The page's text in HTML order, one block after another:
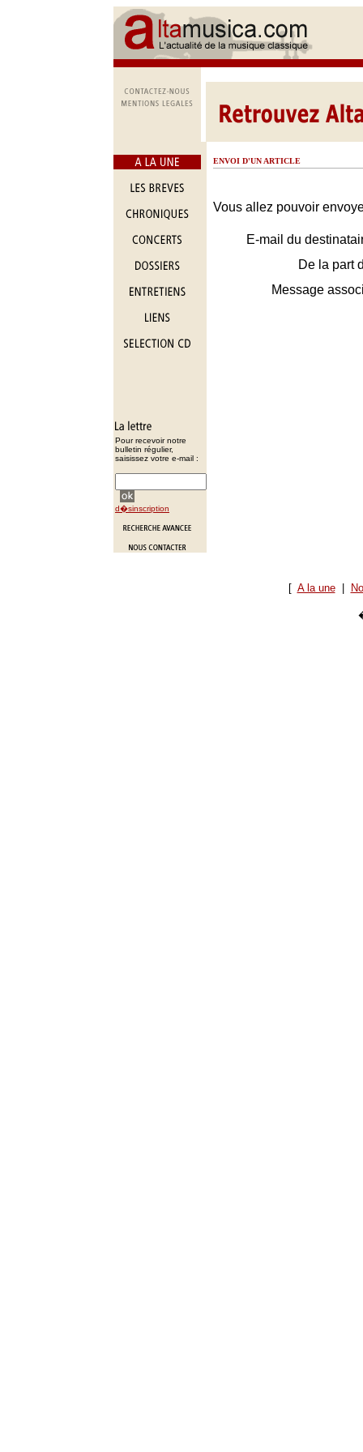
Pour recevoir notre
bulletin régulier,
saisissez votre e-mail :
d�sinscription
ENVOI D'UN ARTICLE
Vous allez pouvoir
E-mail du
De la part
Message
[ A la une|